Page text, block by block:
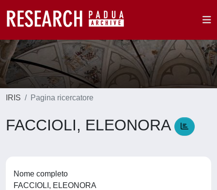
IRIS Pagina ricercatore
FACCIOLI, ELEONORA
Nome completo
FACCIOLI, ELEONORA